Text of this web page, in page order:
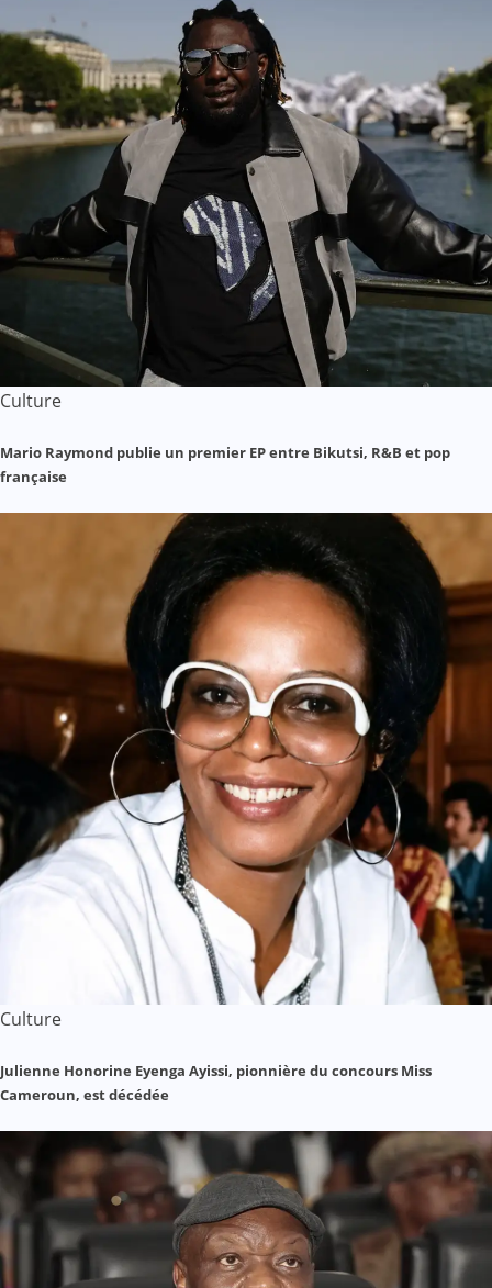
Culture
Mario Raymond publie un premier EP entre Bikutsi, R&B et pop
française
Culture
Julienne Honorine Eyenga Ayissi, pionnière du concours Miss
Cameroun, est décédée